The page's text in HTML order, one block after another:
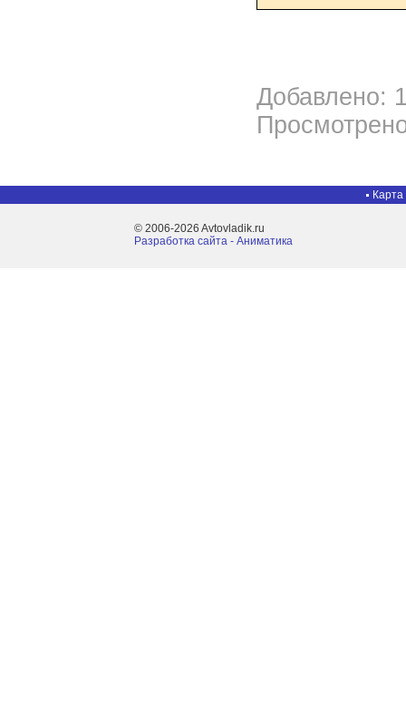
Добавлено:
Карта
© 2006-2026 Avtovladik.ru
Разработка сайта - Aниматика